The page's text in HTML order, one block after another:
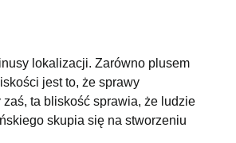
lokalizacji. Zarówno plusem
jest to, że sprawy
ta bliskość sprawia, że ludzie
skupia się na stworzeniu